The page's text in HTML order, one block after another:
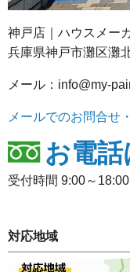
神戸店｜ハウスメー
兵庫県神戸市灘区灘
メール：info@my-
メールでのお問合せ
お電
受付時間 9:00～
対応地域